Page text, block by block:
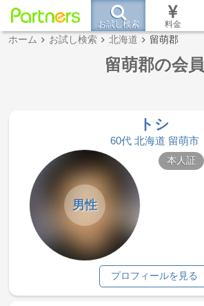
お試し検索 料金
ホーム お試し検索 北海道 留萌郡
留萌郡の会員
トシ
60代 北海道 留萌市
男性
本人証
プロフィールを見る